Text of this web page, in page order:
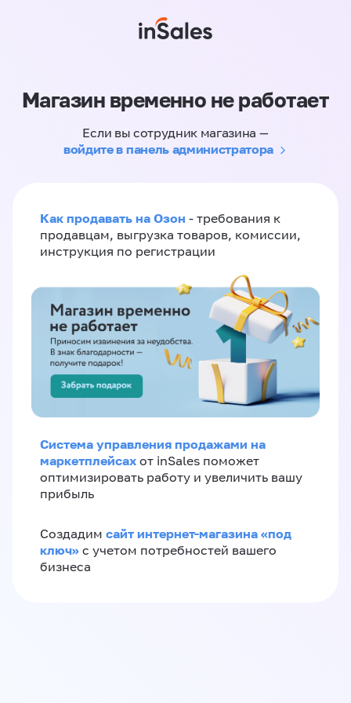
Магазин временно не работает
Если вы сотрудник магазина —
войдите в панель администратора
Как продавать на Озон - требования к
продавцам, выгрузка товаров, комиссии,
инструкция по регистрации
Система управления продажами на
маркетплейсах от inSales поможет
оптимизировать работу и увеличить вашу
прибыль
Создадим сайт интернет-магазина «под
ключ» с учетом потребностей вашего
бизнеса